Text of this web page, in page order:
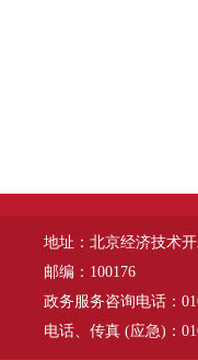
地址：北京经济技术
邮编：100176
政务服务咨询电话：
电话、传真 (应急)：